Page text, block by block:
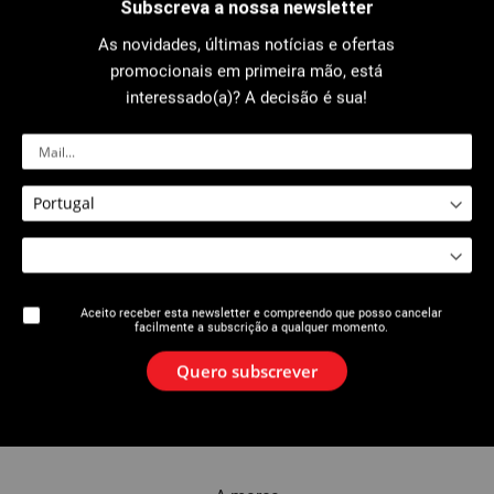
2614 : Chave Para Lavatórios
2614 : Chave para lavatórios
Sanicrom® reversível
2614 : Chave para lavatórios
2614 : Chave Para Torneiras
Subscreva a nossa newsletter
As novidades, últimas notícias e ofertas
promocionais em primeira mão, está
interessado(a)? A decisão é sua!
Aceito receber esta newsletter e compreendo que posso cancelar
facilmente a subscrição a qualquer momento.
Quero subscrever